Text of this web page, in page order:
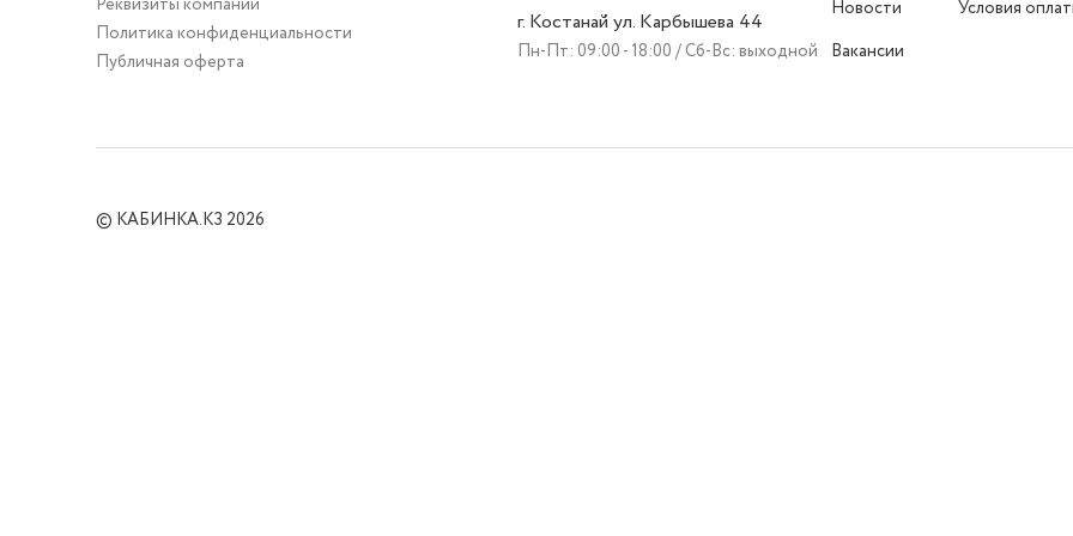
Реквизиты компании
Политика конфиденциальности
Публичная оферта
г. Костанай ул. Карбышева 44
Пн-Пт: 09:00 - 18:00 / Сб-Вс: выходной
Новости
Вакансии
Условия
© КАБИНКА.КЗ 2026